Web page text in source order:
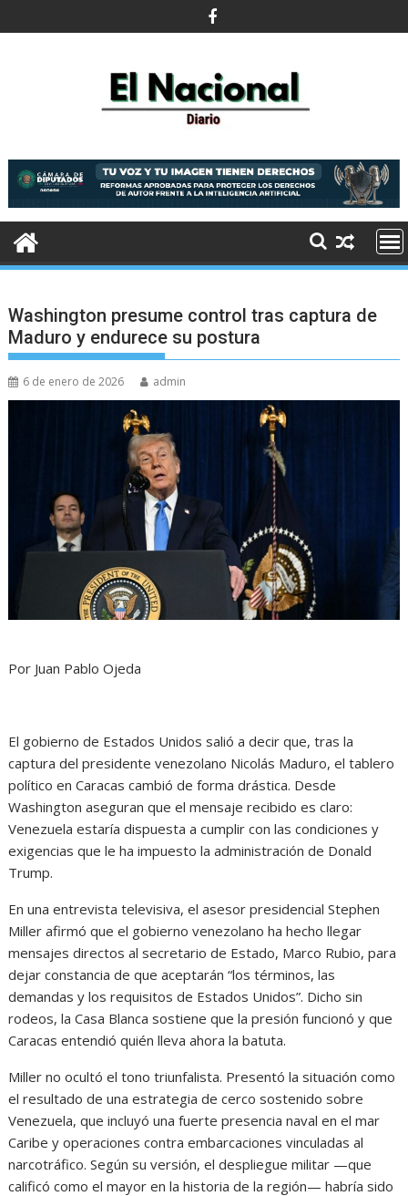
al
Washington presume control tras captura de
Maduro y endurece su postura
6 de enero de 2026 admin
Por Juan Pablo Ojeda
El gobierno de Estados Unidos salió a decir que, tras la
captura del presidente venezolano Nicolás Maduro, el tablero
político en Caracas cambió de forma drástica. Desde
Washington aseguran que el mensaje recibido es claro:
Venezuela estaría dispuesta a cumplir con las condiciones y
exigencias que le ha impuesto la administración de Donald
Trump.
En una entrevista televisiva, el asesor presidencial Stephen
Miller afirmó que el gobierno venezolano ha hecho llegar
mensajes directos al secretario de Estado, Marco Rubio, para
dejar constancia de que aceptarán “los términos, las
demandas y los requisitos de Estados Unidos”. Dicho sin
rodeos, la Casa Blanca sostiene que la presión funcionó y que
Caracas entendió quién lleva ahora la batuta.
Miller no ocultó el tono triunfalista. Presentó la situación como
el resultado de una estrategia de cerco sostenido sobre
Venezuela, que incluyó una fuerte presencia naval en el mar
Caribe y operaciones contra embarcaciones vinculadas al
narcotráfico. Según su versión, el despliegue militar —que
calificó como el mayor en la historia de la región— habría sido